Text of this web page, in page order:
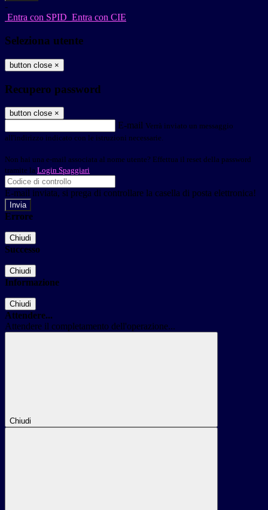
-
Entra con SPID Entra con CIE
Seleziona utente
button close ×
Recupero password
button close ×
E-mail Verrà inviato un messaggio
all'indirizzo indicato con le istruzioni necessarie.
Non hai una e-mail associata al nome utente? Effettua il reset della password
tramite la Login Spaggiari
E-mail inviata, si prega di controllare la casella di posta elettronica!
Errore
Chiudi
Successo
Chiudi
Informazione
Chiudi
Attendere...
Attendere il completamento dell'operazione...
Chiudi